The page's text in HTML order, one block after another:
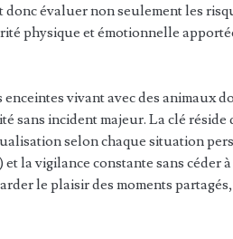
évaluer non seulement les
physique et émotionnelle
vivant avec des animaux
sans incident majeur. La clé réside
selon chaque situation
la vigilance constante sans céder
le plaisir des moments